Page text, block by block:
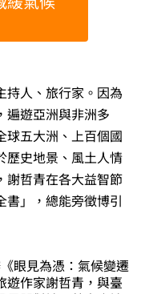
持人、旅行家。因為
遍遊亞洲與非洲多
球五大洲、上百個國
歷史地景、風土人情
謝哲青在各大益智節
書」，總能旁徵博引